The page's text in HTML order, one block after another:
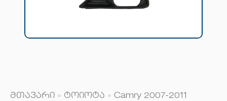
მთავარი » ტოიოტა » Camry 2007-2011